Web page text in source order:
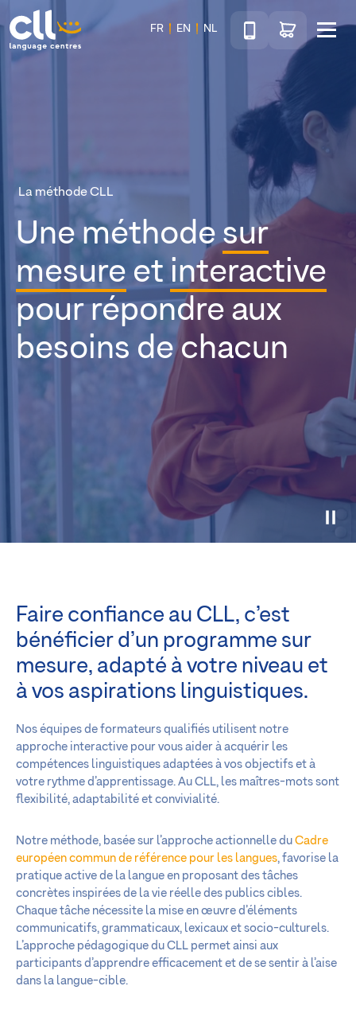
CLL
FR EN NL
TéléphoneAccéder au shop
La méthode CLL
Une méthodesur
mesure et interactive
pour répondre aux
besoins de chacun
Faire confiance au CLL, c’est
bénéficier d’un programme sur
mesure, adapté à votre niveau et
à vos aspirations linguistiques.
Nos équipes de formateurs qualifiés utilisent notre
approche interactive pour vous aider à acquérir les
compétences linguistiques adaptées à vos objectifs et à
votre rythme d’apprentissage. Au CLL, les maîtres-mots sont
flexibilité, adaptabilité et convivialité.
Notre méthode, basée sur l’approche actionnelle du Cadre
européen commun de référence pour les langues, favorise la
pratique active de la langue en proposant des tâches
concrètes inspirées de la vie réelle des publics cibles.
Chaque tâche nécessite la mise en œuvre d’éléments
communicatifs, grammaticaux, lexicaux et socio-culturels.
L’approche pédagogique du CLL permet ainsi aux
participants d’apprendre efficacement et de se sentir à l’aise
dans la langue-cible.